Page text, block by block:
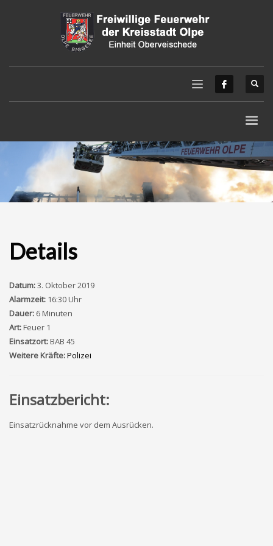
Details
Datum:3. Oktober 2019
Alarmzeit: 16:30 Uhr
Dauer: 6 Minuten
Art:Feuer 1
Einsatzort:BAB 45
Weitere Kräfte:Polizei
Einsatzbericht:
Einsatzrücknahme vor dem Ausrücken.